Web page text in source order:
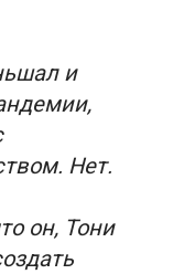
и
Нет.
он, Тони